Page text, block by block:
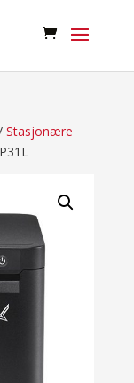
Stasjonære